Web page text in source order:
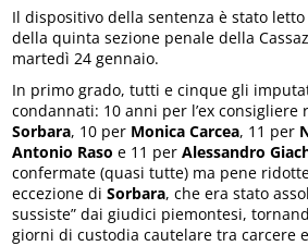
Il dispositivo della sentenza è stato
della quinta sezione penale della
martedì 24 gennaio.
In primo grado, tutti e cinque gli
condannati: 10 anni per l’ex consigliere
Sorbara, 10 per Monica Carcea, 11 per
Antonio Raso e 11 perAlessandro
confermate (quasi tutte) ma pene
eccezione diSorbara, che era stato
sussiste” dai giudici piemontesi,
giorni di custodia cautelare tra carcere